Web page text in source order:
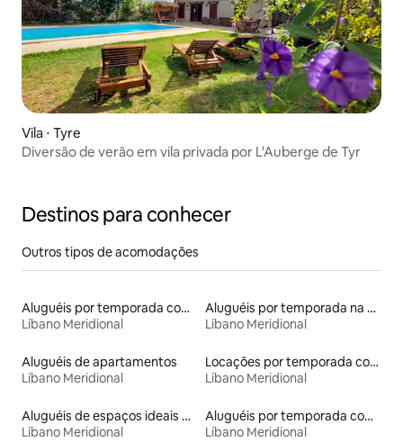
Vila ⋅ Tyre
Diversão de verão em vila privada por L'Auberge de Tyr
Destinos para conhecer
Outros tipos de acomodações
Aluguéis por temporada com suítes privativas
Líbano Meridional
Aluguéis por temporada na orla
Líbano Meridional
Aluguéis de apartamentos
Líbano Meridional
Locações por temporada com piscina
Líbano Meridional
Aluguéis de espaços ideais para famílias
Líbano Meridional
Aluguéis por temporada com banheira de hidromassagem
Líbano Meridional